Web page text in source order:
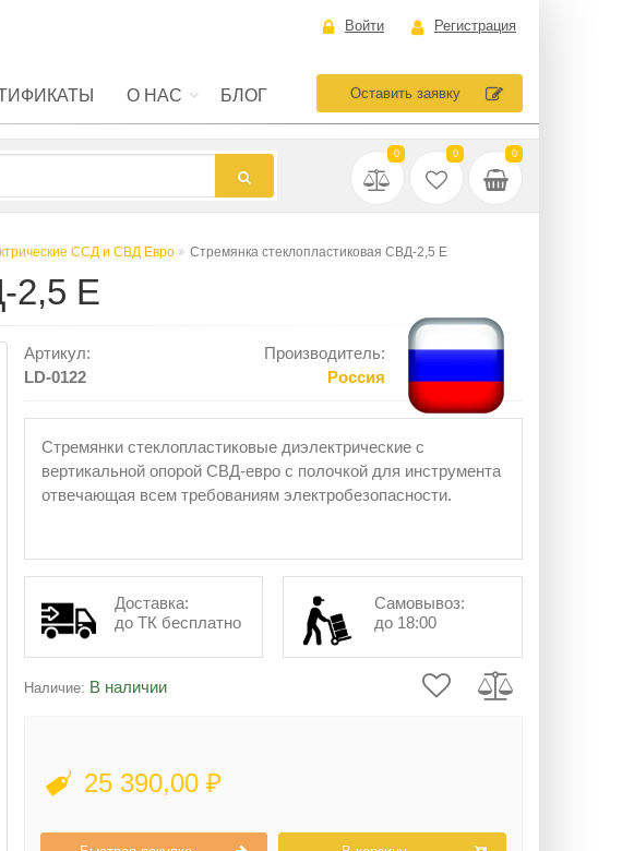
Войти Регистрация
О НАС БЛОГ Оставить заявку
0 0 0
ССД и СВД Евро Стремянка стеклопластиковая СВД-2,5 Е
Е
Артикул:
LD-0122
Производитель:
Россия
Стремянки стеклопластиковые диэлектрические с
вертикальной опорой СВД-евро с полочкой для инструмента
отвечающая всем требованиям электробезопасности.
Доставка:
до ТК бесплатно
Самовывоз:
до 18:00
Наличие: В наличии
25 390,00 ₽